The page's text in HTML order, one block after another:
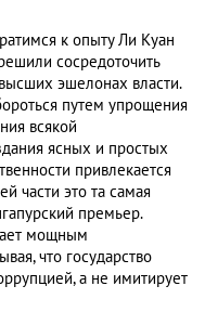
к опыту Ли Куан
сосредоточить
эшелонах власти.
путем упрощения
всякой
ясных и простых
привлекается
части это та самая
премьер.
мощным
что государство
а не имитирует